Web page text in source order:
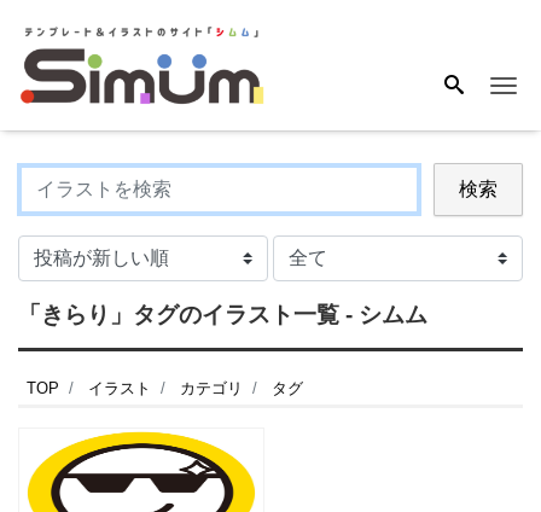
検索
「きらり」タグのイラスト一覧 - シムム
TOP イラスト カテゴリ タグ